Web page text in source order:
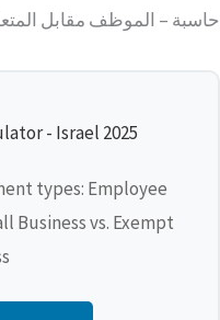
حاسبة – الموظف مقابل
- Israel 2025
types: Employee
Business vs. Exempt